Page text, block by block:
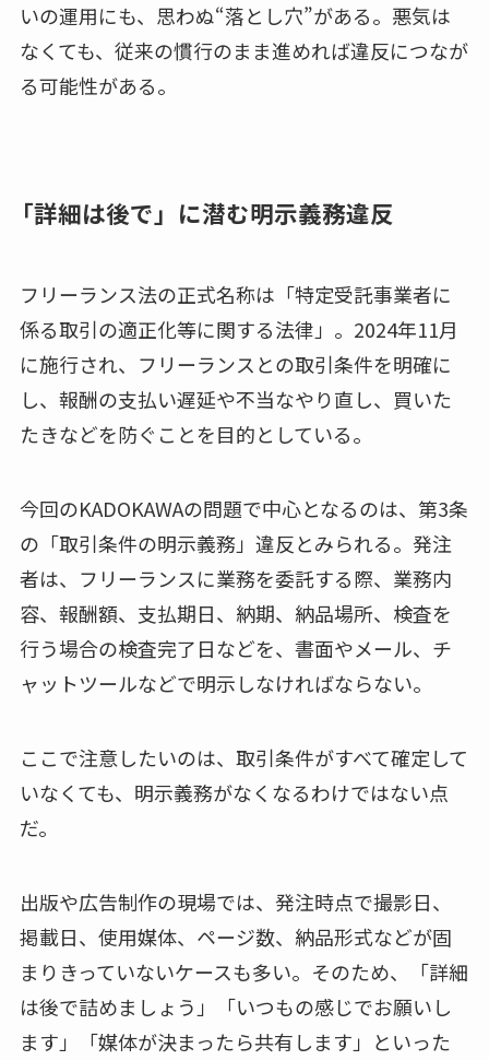
いの運用にも、思わぬ“落とし穴”がある。悪気は
なくても、従来の慣行のまま進めれば違反につなが
る可能性がある。
「詳細は後で」に潜む明示義務違反
フリーランス法の正式名称は「特定受託事業者に
係る取引の適正化等に関する法律」。2024年11月
に施行され、フリーランスとの取引条件を明確に
し、報酬の支払い遅延や不当なやり直し、買いた
たきなどを防ぐことを目的としている。
今回のKADOKAWAの問題で中心となるのは、第3条
の「取引条件の明示義務」違反とみられる。発注
者は、フリーランスに業務を委託する際、業務内
容、報酬額、支払期日、納期、納品場所、検査を
行う場合の検査完了日などを、書面やメール、チ
ャットツールなどで明示しなければならない。
ここで注意したいのは、取引条件がすべて確定して
いなくても、明示義務がなくなるわけではない点
だ。
出版や広告制作の現場では、発注時点で撮影日、
掲載日、使用媒体、ページ数、納品形式などが固
まりきっていないケースも多い。そのため、「詳細
は後で詰めましょう」「いつもの感じでお願いし
ます」「媒体が決まったら共有します」といった